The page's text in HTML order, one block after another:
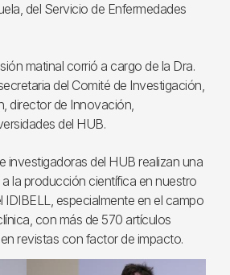
del Servicio de Enfermedades
matinal corrió a cargo de la Dra.
del Comité de Investigación,
director de Innovación,
del HUB.
investigadoras del HUB realizan una
la producción científica en nuestro
IDIBELL, especialmente en el campo
con más de 570 artículos
revistas con factor de impacto.